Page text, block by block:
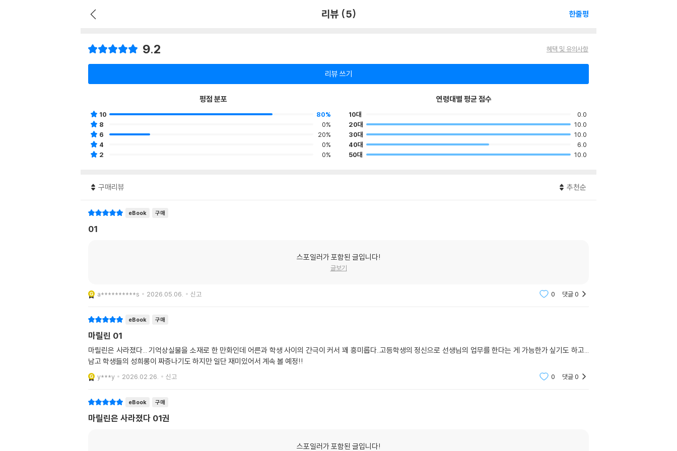
리뷰 (5) 한줄평
9.2 혜택 및 유의사항
리뷰 쓰기
평점 분포
10
80%
8
0%
6
20%
4
0%
2
0%
연령대별 평균 점수
10대
0.0
20대
10.0
30대
10.0
40대
6.0
50대
10.0
구매리뷰 추천순
eBook 구매
01
스포일러가 포함된 글입니다!
글보기
a**********s 2026.05.06. 신고 0 댓글0
eBook 구매
마릴린 01
마릴린은 사라졌다... 기억상실물을 소재로 한 만화인데 어른과 학생 사이의 간극이 커서 꽤 흥미롭다..고등학생의 정신으로 선생님의 업무를 한다는 게 가능한가 싶기도 하고...
남고 학생들의 성희롱이 짜증나기도 하지만 일단 재미있어서 계속 볼 예정!!
y***y 2026.02.26. 신고 0 댓글0
eBook 구매
마릴린은 사라졌다 01권
스포일러가 포함된 글입니다!